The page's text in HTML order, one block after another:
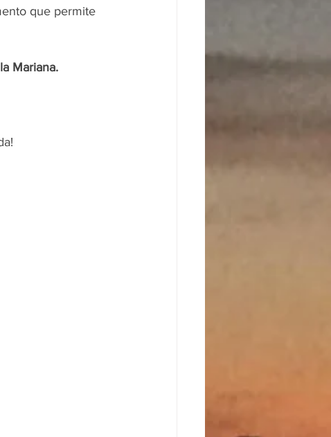
que permite
Mariana.